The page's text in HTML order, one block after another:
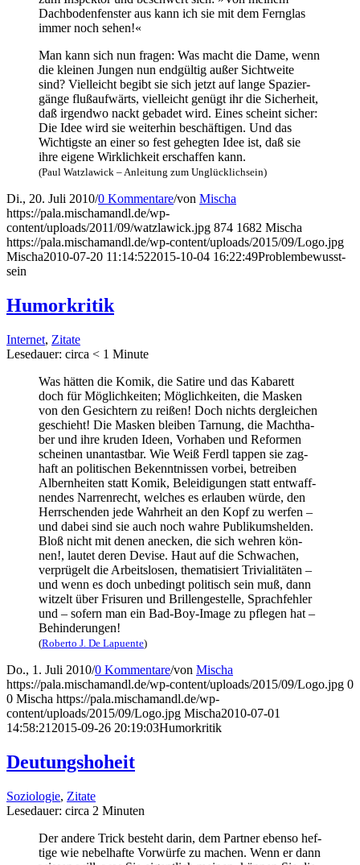
Dach­bo­den­fens­ter aus kann ich sie mit dem Fern­glas
immer noch sehen!«
Man kann sich nun fra­gen: Was macht die Dame, wenn
die klei­nen Jun­gen nun end­gül­tig außer Sicht­wei­te
sind? Viel­leicht begibt sie sich jetzt auf lan­ge Spa­zier­
gän­ge fluß­auf­wärts, viel­leicht genügt ihr die Sicher­heit,
daß irgend­wo nackt geba­det wird. Eines scheint sicher:
Die Idee wird sie wei­ter­hin beschäf­ti­gen. Und das
Wich­tigs­te an einer so fest geheg­ten Idee ist, daß sie
ihre eige­ne Wirk­lich­keit erschaf­fen kann.
(Paul Watz­la­wick – Anlei­tung zum Unglücklichsein)
Di., 20. Juli 2010/0 Kommentare/von Mischa
https://pala.mischamandl.de/wp-
content/uploads/2011/09/watzlawick.jpg 874 1682 Mischa
https://pala.mischamandl.de/wp-content/uploads/2015/09/Logo.jpg
Mischa2010-07-20 11:14:522015-10-04 16:22:49Pro­blem­be­wusst­
sein
Humor­kri­tik
Internet, Zitate
Lese­dau­er: cir­ca < 1 Minu­te
Was hät­ten die Komik, die Sati­re und das Kaba­rett
doch für Mög­lich­kei­ten; Mög­lich­kei­ten, die Mas­ken
von den Gesich­tern zu rei­ßen! Doch nichts der­glei­chen
geschieht! Die Mas­ken blei­ben Tar­nung, die Macht­ha­
ber und ihre kru­den Ideen, Vor­ha­ben und Refor­men
schei­nen unan­tast­bar. Wie Weiß Ferdl tap­pen sie zag­
haft an poli­ti­schen Bekennt­nis­sen vor­bei, betrei­ben
Albern­hei­ten statt Komik, Belei­di­gun­gen statt ent­waff­
nen­des Nar­ren­recht, wel­ches es erlau­ben wür­de, den
Herr­schen­den jede Wahr­heit an den Kopf zu wer­fen –
und dabei sind sie auch noch wah­re Publi­kums­hel­den.
Bloß nicht mit denen anecken, die sich weh­ren kön­
nen!, lau­tet deren Devi­se. Haut auf die Schwa­chen,
ver­prü­gelt die Arbeits­lo­sen, the­ma­ti­siert Tri­via­li­tä­ten –
und wenn es doch unbe­dingt poli­tisch sein muß, dann
wit­zelt über Fri­su­ren und Bril­len­ge­stel­le, Sprach­feh­ler
und – sofern man ein Bad-Boy-Image zu pfle­gen hat –
Behinderungen!
(Rober­to J. De Lapuen­te)
Do., 1. Juli 2010/0 Kommentare/von Mischa
https://pala.mischamandl.de/wp-content/uploads/2015/09/Logo.jpg 0
0 Mischa https://pala.mischamandl.de/wp-
content/uploads/2015/09/Logo.jpg Mischa2010-07-01
14:58:21 2015-09-26 20:19:03Humor­kri­tik
Deu­tungs­ho­heit
Soziologie, Zitate
Lese­dau­er: cir­ca 2 Minu­ten
Der ande­re Trick besteht dar­in, dem Part­ner eben­so hef­
ti­ge wie nebel­haf­te Vor­wür­fe zu machen. Wenn er dann